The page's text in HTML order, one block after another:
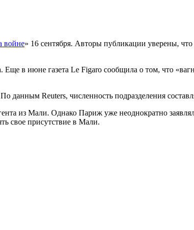
войне» 16 сентября. Авторы публикации уверены,
в июне газета Le Figaro сообщила о том, что
данным Reuters, численность подразделения
из Мали. Однако Париж уже неоднократно
свое присутствие в Мали.